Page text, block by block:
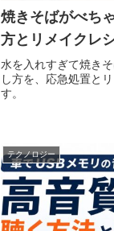
焼きそばがべち
方とリメイクレ
水を入れすぎて焼き
し方を、応急処置と
す。
テクノロジー